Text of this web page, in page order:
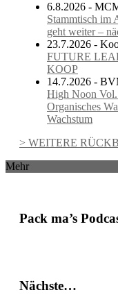
6.8.2026 -
Stammtisch im
geht weiter –
23.7.2026 -
FUTURE
KOOP
14.7.2026 -
High Noon
Organisches
Wachstum
> WEITERE
Mehr
Pack ma’s
Nächste…